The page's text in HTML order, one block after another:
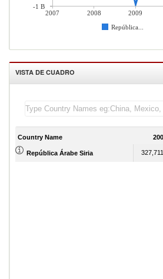
2007 2008 2009
República...
-1 B
VISTA DE CUADRO
Country Name
República Árabe Siria